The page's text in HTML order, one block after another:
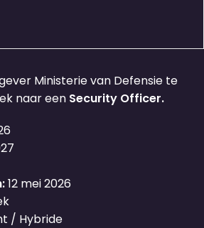
Ministerie van Defensie te
naar een Security Officer.
12 mei 2026
/ Hybride